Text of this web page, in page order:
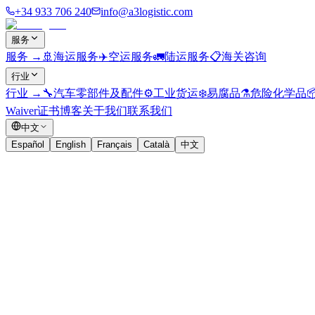
+34 933 706 240 info@a3logistic.com
服务
服务 → 🚢 海运服务✈️空运服务🚛陆运服务📋海关咨询
行业
行业 → 🔧汽车零部件及配件⚙️工业货运❄️易腐品⚗️危险化学品
Waiver证书博客关于我们联系我们
中文
Español
English Français Català 中文